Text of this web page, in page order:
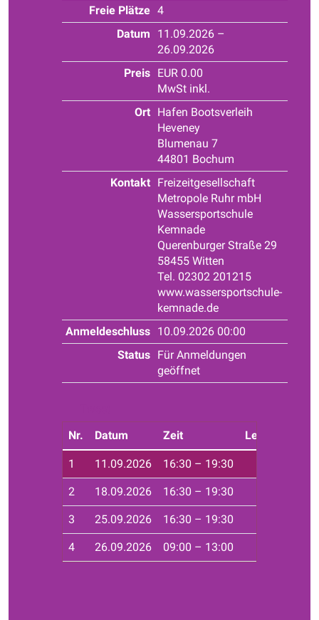
Freie Plätze 4
Datum
11.09.2026 –
26.09.2026
Preis EUR 0.00
MwSt inkl.
Ort Hafen Bootsverleih
Heveney
Blumenau 7
44801 Bochum
Kontakt Freizeitgesellschaft
Metropole Ruhr mbH
Wassersportschule
Kemnade
Querenburger Straße 29
58455 Witten
Tel. 02302 201215
www.wassersportschule-
kemnade.de
Anmeldeschluss 10.09.2026 00:00
Status Für Anmeldungen
geöffnet
Nr.
Datum Zeit Leiter*in
1 11.09.2026 16:30 – 19:30
2 18.09.2026 16:30 – 19:30
3 25.09.2026 16:30 – 19:30
4 26.09.2026 09:00 – 13:00